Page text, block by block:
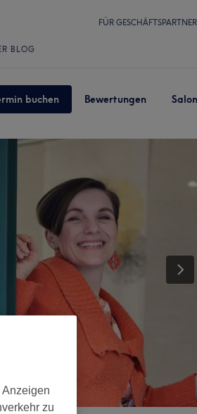
FÜR GESCHÄFTSPARTNER
BLOG
buchen Bewertungen
zu